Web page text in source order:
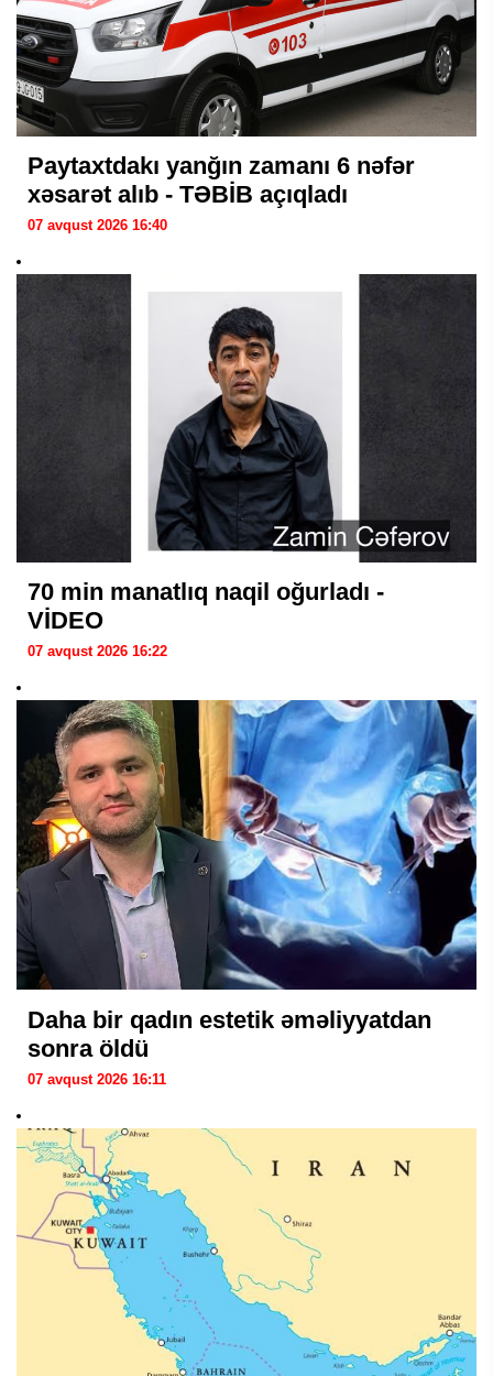
Paytaxtdakı yanğın zamanı 6 nəfər
xəsarət alıb - TƏBİB açıqladı
07 avqust 2026 16:40
70 min manatlıq naqil oğurladı -
VİDEO
07 avqust 2026 16:22
Daha bir qadın estetik əməliyyatdan
sonra öldü
07 avqust 2026 16:11